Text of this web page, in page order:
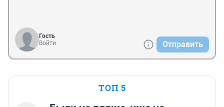
Гость
Войти
Отправить
ТОП 5